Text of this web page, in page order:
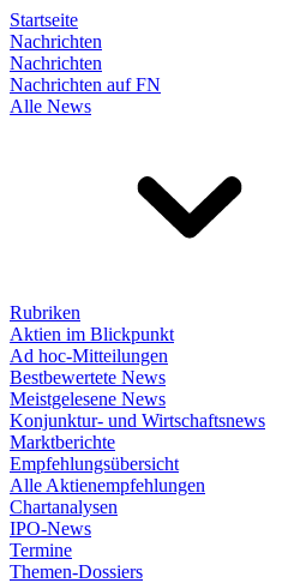
Startseite
Nachrichten
Nachrichten
Nachrichten auf FN
Alle News
Rubriken
Aktien im Blickpunkt
Ad hoc-Mitteilungen
Bestbewertete News
Meistgelesene News
Konjunktur- und Wirtschaftsnews
Marktberichte
Empfehlungsübersicht
Alle Aktienempfehlungen
Chartanalysen
IPO-News
Termine
Themen-Dossiers